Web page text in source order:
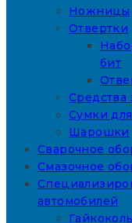
Ножницы
Отвертки
бит
Средства
Сумки
Шарошки
Сварочное
Смазочное
автомобилей